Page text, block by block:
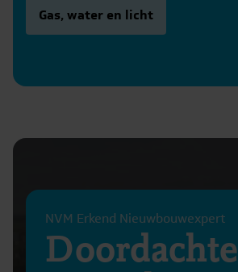
Gas, water en licht
NVM Erkend Nieuwbouwexpert
Doordachte